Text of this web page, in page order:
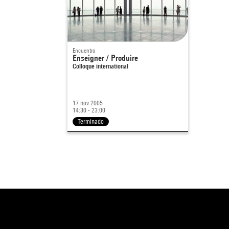
Encuentro
Enseigner / Produire
Colloque international
17 nov 2005
14:30 - 23:00
Terminado